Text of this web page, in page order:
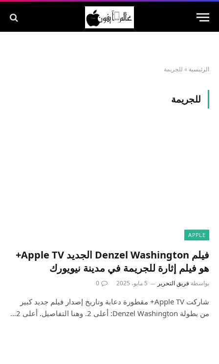
الرئيسية » للجريمة
للجريمة
APPLE
فيلم Denzel Washington الجديد Apple TV+
هو فيلم إثارة للجريمة في مدينة نيويورك
بواسطة فريق التحرير 5 مايو، 2025 0
شاركت Apple TV+ مقطورة دعابة وتاريخ إصدار فيلم جديد كبير
من بطولة Denzel Washington: أعلى 2. وهنا التفاصيل. أعلى 2…